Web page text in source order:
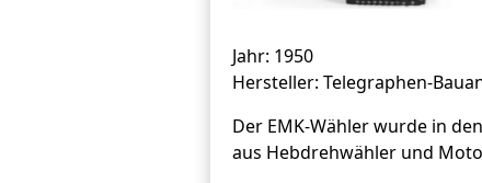
Jahr: 1950
Hersteller: Telegraphen-
Der EMK-Wähler wurde in
aus Hebdrehwähler und